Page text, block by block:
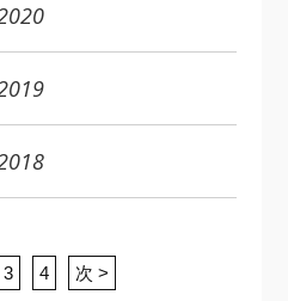
3 4 次 >